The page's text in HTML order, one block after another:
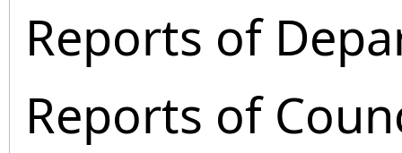
Reports of
Reports of